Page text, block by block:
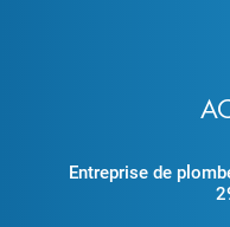
Entreprise de